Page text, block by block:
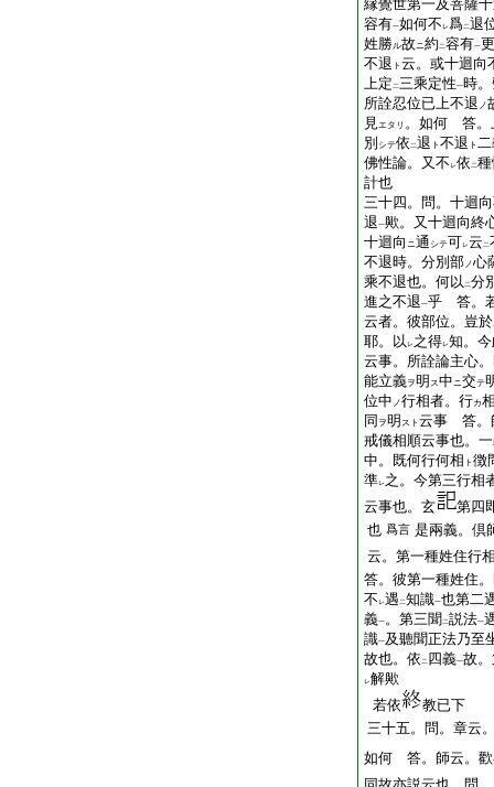
縁覺世第一及菩薩
容有一如何不 レ爲二退
姓勝ル故ニ約 二容有一
不退 ト 云。或十迴向
上定 二三乘定性一時
所詮忍位已上不退 ノ
見エタリ 。如何 答。
別 シテ依 二退 ト 不退 ト
佛性論。又不 レ依 二
計也
三十四。問。十迴
退一歟。又十迴向終
十迴向 ニ通 シテ可レ云 二
不退時。分別部ノ心
乘不退也。何以 二分
進之不退一乎 答。
云者。彼部位。豈於
耶。以 レ之得レ知。
云事。所詮論主心
能立義ヲ明 ス中ニ交テ
位中 ノ行相者。行カ
同 ヲ明 スト 云事 答。
戒儀相順云事也。
中。既何行何相 ト 徴
準レ之。今第三行相
云事也。玄
第四
也 爲言 是兩義。倶
云。第一種姓住行
答。彼第一種姓住
不 レ遇 二知識一也第二
義一。第三聞 二説法一
識一及聽聞正法乃至
故也。依 二 四義一故
レ解歟
若依
教已下
三十五。問。章云
如何 答。師云。歡